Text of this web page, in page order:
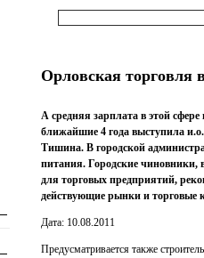
Орловская торговля
А средняя зарплата в этой
ближайшие 4 года выступила
Тишина. В городской
питания. Городские чиновники,
для торговых предприятий,
действующие рынки и торговые
Дата: 10.08.2011
Предусматривается также